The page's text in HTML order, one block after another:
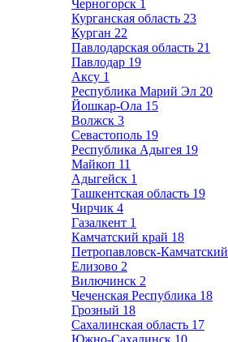
Черногорск 1
Курганская область 23
Курган 22
Павлодарская область 21
Павлодар 19
Аксу 1
Республика Марий Эл 20
Йошкар-Ола 15
Волжск 3
Севастополь 19
Республика Адыгея 19
Майкоп 11
Адыгейск 1
Ташкентская область 19
Чирчик 4
Газалкент 1
Камчатский край 18
Петропавловск-Камчатский
Елизово 2
Вилючинск 2
Чеченская Республика 18
Грозный 18
Сахалинская область 17
Южно-Сахалинск 10